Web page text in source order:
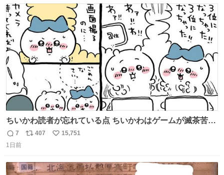
ト
数
ちいかわ読者が忘れている点 ちいかわはゲームが滅茶苦茶
上手い
返
信
7
リ
ト
407
い
数
15,751
1日前